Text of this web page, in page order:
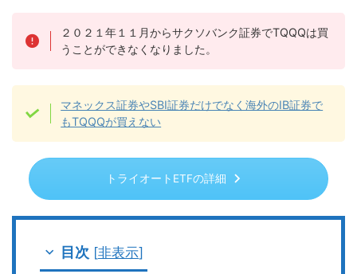
２０２１年１１月からサクソバンク証券でTQQQは買
うことができなくなりました。
マネックス証券やSBI証券だけでなく海外のIB証券で
もTQQQが買えない
トライオートETFの詳細
目次 [非表示]